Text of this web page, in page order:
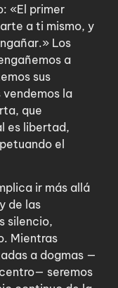
«El primer
a ti mismo, y
Los
a
sus
la
que
es libertad,
el
ir más allá
de las
silencio,
Mientras
a dogmas —
seremos